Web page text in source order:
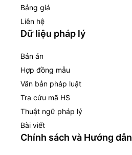
Bảng giá
Liên hệ
Dữ liệu pháp lý
Bản án
Hợp đồng mẫu
Văn bản pháp luật
Tra cứu mã HS
Thuật ngữ pháp lý
Bài viết
Chính sách và Hướng dẫn